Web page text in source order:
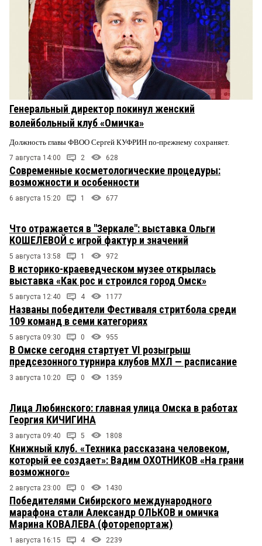
Генеральный директор покинул женский
волейбольный клуб «Омичка»
Должность главы ФВОО Сергей КУФРИН по-прежнему сохраняет.
7 августа 14:00 2 628
Современные косметологические процедуры:
возможности и особенности
6 августа 15:20 1 677
Что отражается в "Зеркале": выставка Ольги
КОШЕЛЕВОЙ с игрой фактур и значений
5 августа 13:58 1 972
В историко-краеведческом музее открылась
выставка «Как рос и строился город Омск»
5 августа 12:40 4 1177
Названы победители Фестиваля стритбола среди
109 команд в семи категориях
5 августа 09:30 0 955
В Омске сегодня стартует VI розыгрыш
предсезонного турнира клубов МХЛ — расписание
3 августа 10:20 0 1359
Лица Любинского: главная улица Омска в работах
Георгия КИЧИГИНА
3 августа 09:40 5 1808
Книжный клуб. «Техника рассказана человеком,
который ее создает»: Вадим ОХОТНИКОВ «На грани
возможного»
2 августа 23:00 0 1430
Победителями Сибирского международного
марафона стали Александр ОЛЬКОВ и омичка
Марина КОВАЛЕВА (фоторепортаж)
1 августа 16:15 4 2239